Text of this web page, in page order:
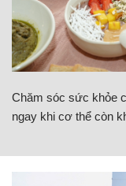
Chăm sóc sức khỏe
ngay khi cơ thể còn